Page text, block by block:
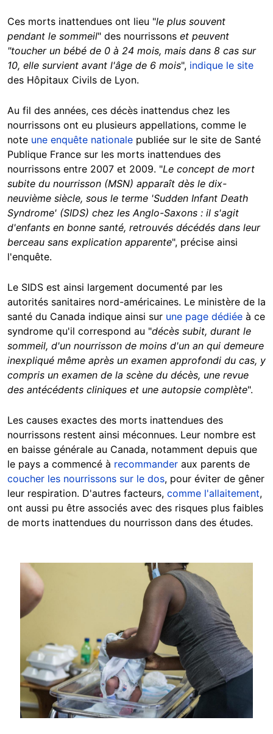
Ces morts inattendues ont lieu "le plus souvent
pendant le sommeil" des nourrissons et peuvent
"toucher un bébé de 0 à 24 mois, mais dans 8 cas sur
10, elle survient avant l'âge de 6 mois", indique le site
des Hôpitaux Civils de Lyon.
Au fil des années, ces décès inattendus chez les
nourrissons ont eu plusieurs appellations, comme le
note une enquête nationale publiée sur le site de Santé
Publique France sur les morts inattendues des
nourrissons entre 2007 et 2009. "Le concept de mort
subite du nourrisson (MSN) apparaît dès le dix-
neuvième siècle, sous le terme 'Sudden Infant Death
Syndrome' (SIDS) chez les Anglo-Saxons : il s'agit
d'enfants en bonne santé, retrouvés décédés dans leur
berceau sans explication apparente", précise ainsi
l'enquête.
Le SIDS est ainsi largement documenté par les
autorités sanitaires nord-américaines. Le ministère de la
santé du Canada indique ainsi sur une page dédiée à ce
syndrome qu'il correspond au "décès subit, durant le
sommeil, d'un nourrisson de moins d'un an qui demeure
inexpliqué même après un examen approfondi du cas, y
compris un examen de la scène du décès, une revue
des antécédents cliniques et une autopsie complète".
Les causes exactes des morts inattendues des
nourrissons restent ainsi méconnues. Leur nombre est
en baisse générale au Canada, notamment depuis que
le pays a commencé à recommander aux parents de
coucher les nourrissons sur le dos, pour éviter de gêner
leur respiration. D'autres facteurs, comme l'allaitement,
ont aussi pu être associés avec des risques plus faibles
de morts inattendues du nourrisson dans des études.
Image